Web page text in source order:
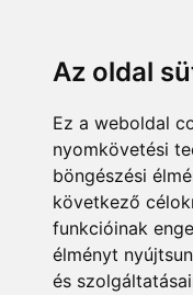
Az oldal
Ez a weboldal
nyomkövetési
böngészési
következő
funkcióinak
élményt
és